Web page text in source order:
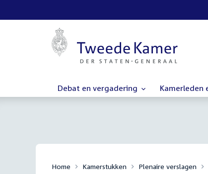
Debat en vergadering Kamerleden
Home Kamerstukken Plenaire verslagen